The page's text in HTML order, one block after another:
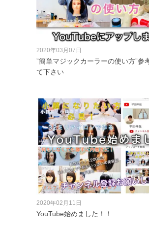
2020年03月07日
”簡単マジックカーラーの使い方”参
て下さい
2020年02月11日
YouTube始めました！！